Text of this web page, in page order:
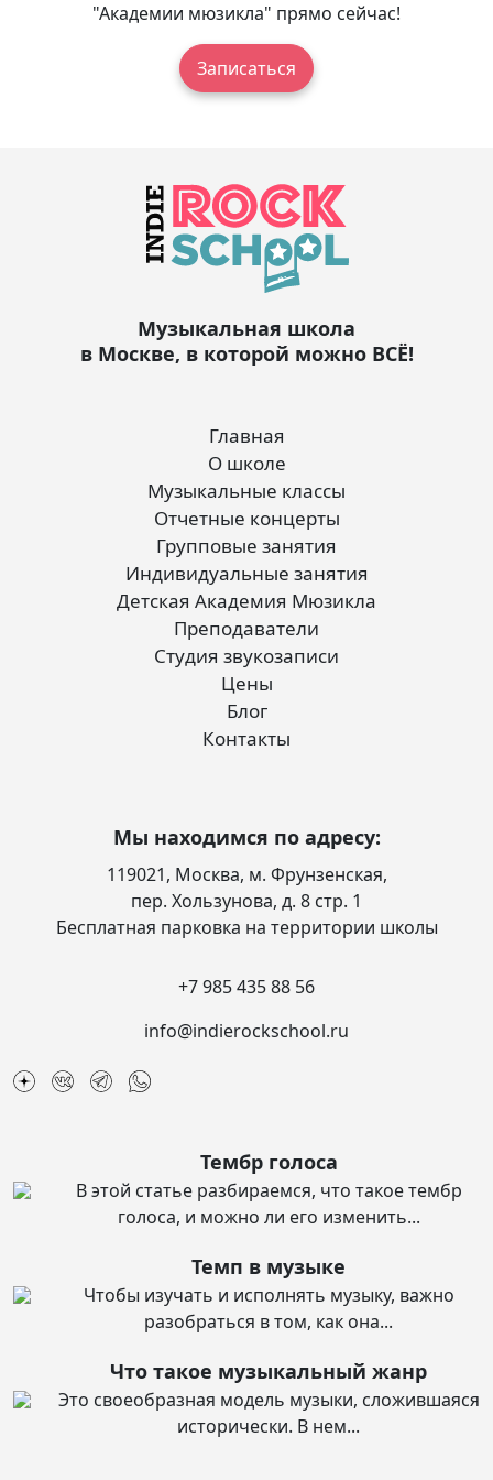
"Академии мюзикла" прямо сейчас!
Записаться
Музыкальная школа
в Москве, в которой можно ВСЁ!
Главная
О школе
Музыкальные классы
Отчетные концерты
Групповые занятия
Индивидуальные занятия
Детская Академия Мюзикла
Преподаватели
Студия звукозаписи
Цены
Блог
Контакты
Мы находимся по адресу:
119021, Москва, м. Фрунзенская,
пер. Хользунова, д. 8 стр. 1
Бесплатная парковка на территории школы
+7 985 435 88 56
info@indierockschool.ru
Тембр голоса
В этой статье разбираемся, что такое тембр
голоса, и можно ли его изменить...
Темп в музыке
Чтобы изучать и исполнять музыку, важно
разобраться в том, как она...
Что такое музыкальный жанр
Это своеобразная модель музыки, сложившаяся
исторически. В нем...